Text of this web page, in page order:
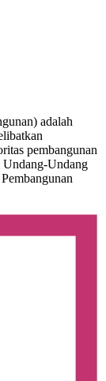
adalah
pembangunan
Undang-Undang